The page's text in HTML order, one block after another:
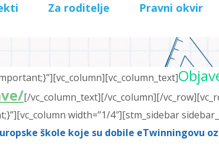
Za roditelje Pravni okvir
[/vc_column_text][/vc_column][/
width=”1/4″][stm_sidebar
škole koje su dobile eTwinningovu